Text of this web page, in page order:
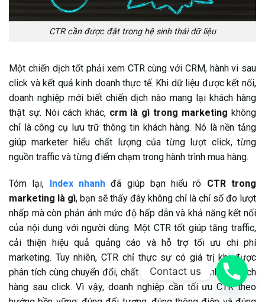
CTR cần được đặt trong hệ sinh thái dữ liệu
Một chiến dịch tốt phải xem CTR cùng với CRM, hành vi sau
click và kết quả kinh doanh thực tế. Khi dữ liệu được kết nối,
doanh nghiệp mới biết chiến dịch nào mang lại khách hàng
thật sự. Nói cách khác, crm là gì trong marketing không
chỉ là công cụ lưu trữ thông tin khách hàng. Nó là nền tảng
giúp marketer hiểu chất lượng của từng lượt click, từng
nguồn traffic và từng điểm chạm trong hành trình mua hàng.
Tóm lại, Index nhanhđã giúp bạn hiểu rõ CTR trong
marketing là gì, bạn sẽ thấy đây không chỉ là chỉ số đo lượt
nhấp mà còn phản ánh mức độ hấp dẫn và khả năng kết nối
của nội dung với người dùng. Một CTR tốt giúp tăng traffic,
cải thiện hiệu quả quảng cáo và hỗ trợ tối ưu chi phí
marketing. Tuy nhiên, CTR chỉ thực sự có giá trị khi được
phân tích cùng chuyển đổi, chất lượng lead và hành vi khách
hàng sau click. Vì vậy, doanh nghiệp cần tối ưu CTR theo
Contact us